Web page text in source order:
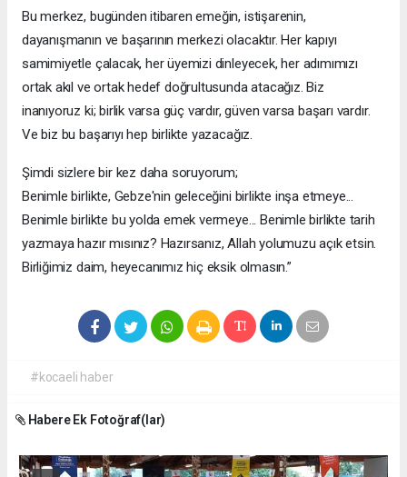
Bu merkez, bugünden itibaren emeğin, istişarenin,
dayanışmanın ve başarının merkezi olacaktır. Her kapıyı
samimiyetle çalacak, her üyemizi dinleyecek, her adımımızı
ortak akıl ve ortak hedef doğrultusunda atacağız. Biz
inanıyoruz ki; birlik varsa güç vardır, güven varsa başarı vardır.
Ve biz bu başarıyı hep birlikte yazacağız.
Şimdi sizlere bir kez daha soruyorum;
Benimle birlikte, Gebze'nin geleceğini birlikte inşa etmeye...
Benimle birlikte bu yolda emek vermeye... Benimle birlikte tarih
yazmaya hazır mısınız? Hazırsanız, Allah yolumuzu açık etsin.
Birliğimiz daim, heyecanımız hiç eksik olmasın.”
#kocaeli haber
Habere Ek Fotoğraf(lar)